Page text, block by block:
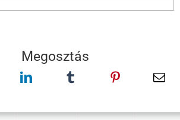
Megosztás